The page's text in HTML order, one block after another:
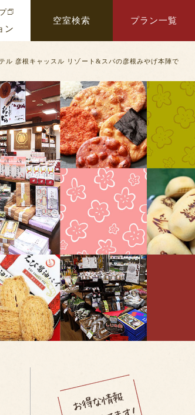
ン
空室検索 プラン一覧
ル 彦根キャッスル リゾート&スパの彦根みやげ本陣で
検索する
からご連絡をお願い致します。